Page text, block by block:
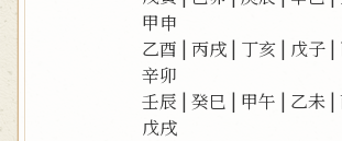
甲申
乙酉 |丙戌 | 丁亥 | 戊子 |
辛卯
壬辰 |癸巳 | 甲午 | 乙未 |
戊戌